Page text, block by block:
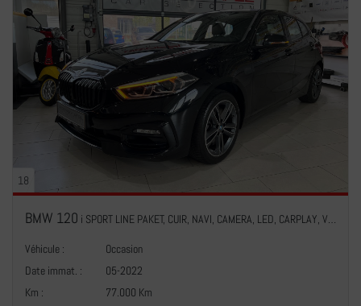
18
BMW 120 i SPORT LINE PAKET, CUIR, NAVI, CAMERA, LED, CARPLAY, VOLANT M, 1 HAND
Véhicule :
Occasion
Date immat. :
05-2022
Km :
77.000 Km